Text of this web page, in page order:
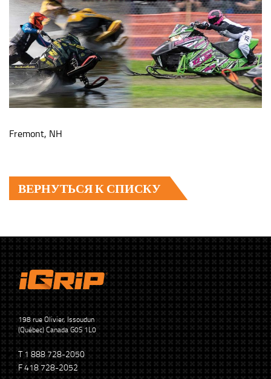
Fremont, NH
ВЕРНУТЬСЯ К СПИСКУ
198 rue Olivier, Issoudun
(Québec) Canada G0S 1L0
T 1 888 728-2050
F 418 728-2052